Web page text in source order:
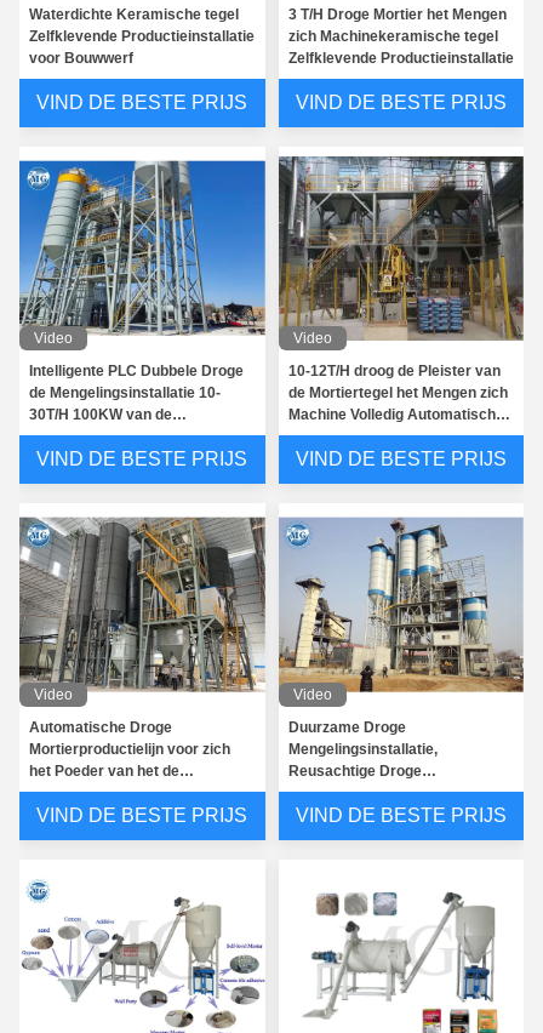
Waterdichte Keramische tegel
Zelfklevende Productieinstallatie
voor Bouwwerf
VIND DE BESTE PRIJS
3 T/H Droge Mortier het Mengen
zich Machinekeramische tegel
Zelfklevende Productieinstallatie
VIND DE BESTE PRIJS
Video
Intelligente PLC Dubbele Droge
de Mengelingsinstallatie 10-
30T/H 100KW van de
Schachtmixer
VIND DE BESTE PRIJS
Video
10-12T/H droog de Pleister van
de Mortiertegel het Mengen zich
Machine Volledig Automatisch
Hoog rendement
VIND DE BESTE PRIJS
Video
Automatische Droge
Mortierproductielijn voor zich
het Poeder van het de
Stopverfpleister van de Tegel
het Zelfklevende Muur Mengen
VIND DE BESTE PRIJS
Video
Duurzame Droge
Mengelingsinstallatie,
Reusachtige Droge
Mengelingsmortier het
Groeperen Installatie
VIND DE BESTE PRIJS